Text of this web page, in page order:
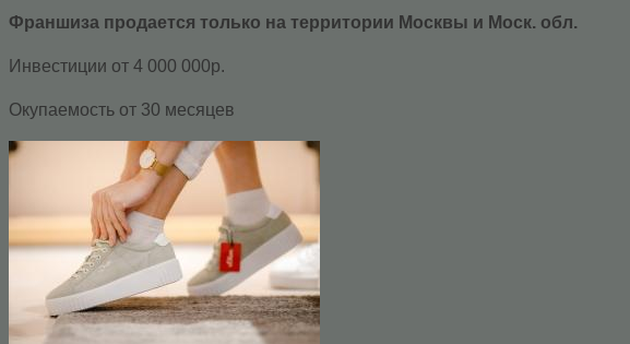
Франшиза продается только на территории Москвы и Моск. обл.
Инвестиции от 4 000 000р.
Окупаемость от 30 месяцев